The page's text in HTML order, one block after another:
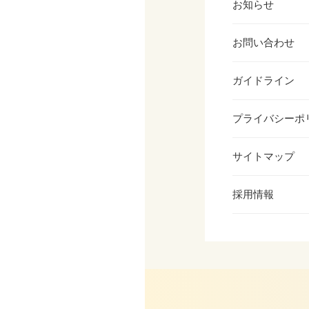
お知らせ
お問い合わせ
ガイドライン
プライバシーポ
サイトマップ
採用情報